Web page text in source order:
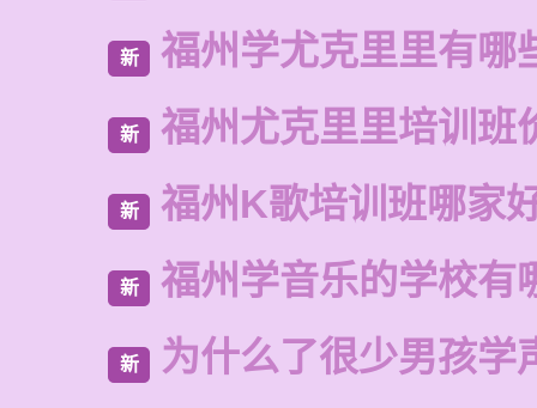
新 福州学尤克里里有哪
新 福州尤克里里培训班
新 福州K歌培训班哪家
新 福州学音乐的学校有
新 为什么了很少男孩学